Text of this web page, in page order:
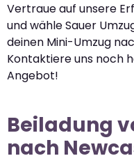
Vertraue auf unsere
und wähle Sauer
deinen Mini-Umzug
Kontaktiere uns noch
Angebot!
Beiladung
nach